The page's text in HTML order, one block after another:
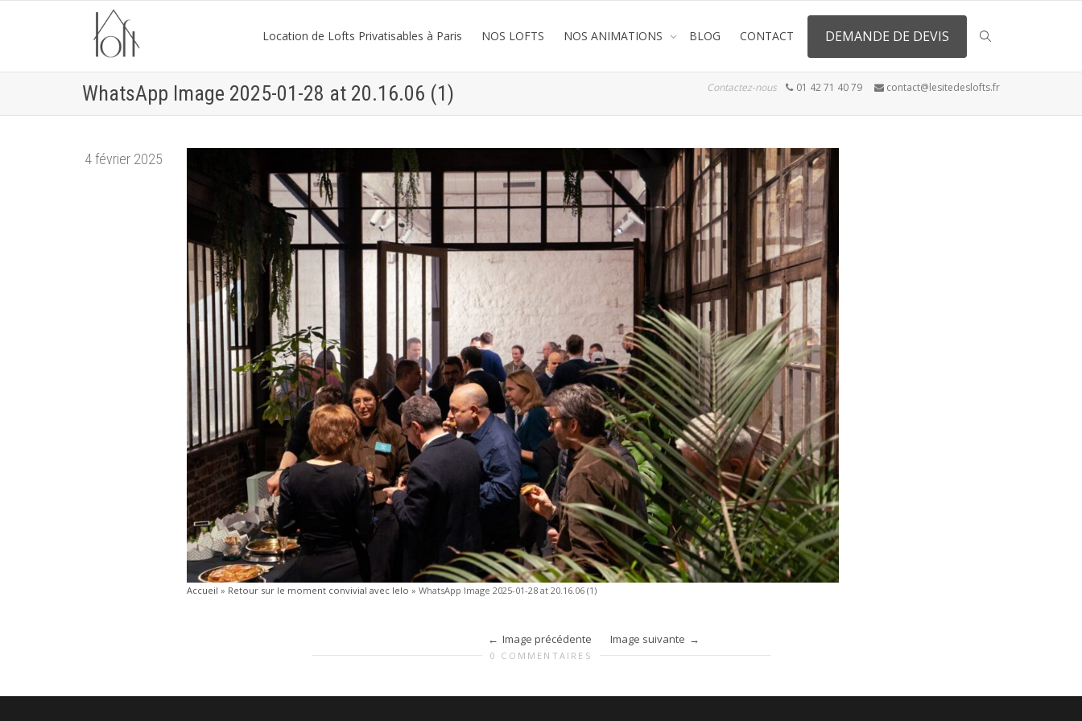
Location de Lofts Privatisables à Paris NOS LOFTS NOS ANIMATIONS BLOG CONTACT DEMANDE DE DEVIS
WhatsApp Image 2025-01-28 at 20.16.06 (1) Contactez-nous 01 42 71 40 79 contact@lesitedeslofts.fr
4 février 2025
Accueil » Retour sur le moment convivial avec Ielo » WhatsApp Image 2025-01-28 at 20.16.06 (1)
Image précédente Image suivante
0 COMMENTAIRES